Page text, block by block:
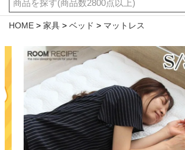
店舗一覧 閲覧履歴
キーワード・商品番号で探す
HOME 家具 ベッド マットレス